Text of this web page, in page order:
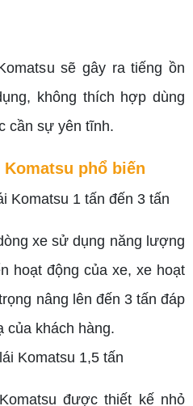
sẽ gây ra tiếng ồn
không thích hợp dùng
cần sự yên tĩnh.
phổ biến
Komatsu 1 tấn đến 3 tấn
xe sử dụng năng lượng
hoạt động của xe, xe hoạt
nâng lên đến 3 tấn đáp
của khách hàng.
Komatsu 1,5 tấn
Komatsu được thiết kế nhỏ